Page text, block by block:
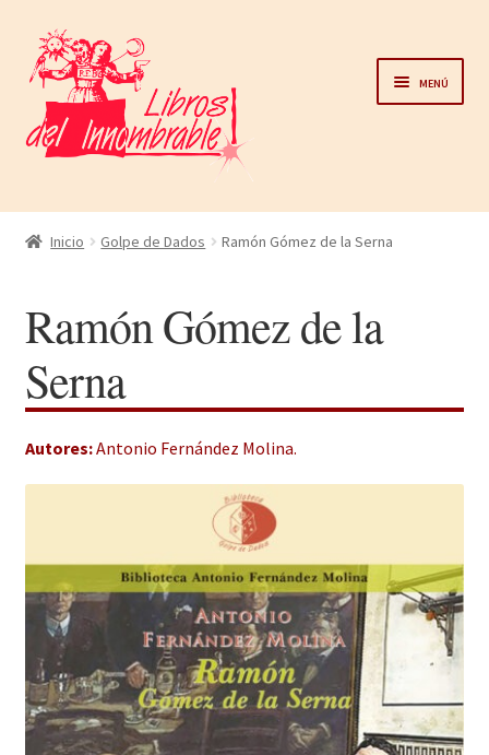
navegación
al
contenido
Menú
Home
Noticias
Autores
Sobre nosotros
Contacto
Inicio Golpe de Dados Ramón Gómez de la Serna
Ramón Gómez de la
Serna
Autores:Antonio Fernández Molina.